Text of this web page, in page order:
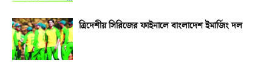
ত্রিদেশীয় সিরিজের ফাইনালে বাংলাদেশ ইমার্জিং দল